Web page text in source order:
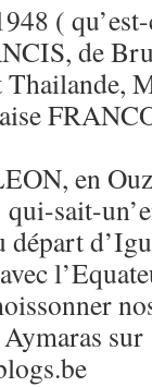
(
de
en
sait-
départ
sur